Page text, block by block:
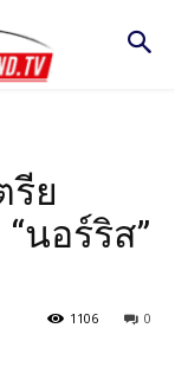
รีย
นอร์ริส”
0
1106